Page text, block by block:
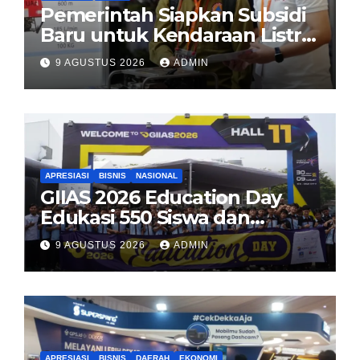
Pemerintah Siapkan Subsidi
Baru untuk Kendaraan Listrik
di 2026
9 AGUSTUS 2026 ADMIN
APRESIASI BISNIS NASIONAL
GIIAS 2026 Education Day
Edukasi 550 Siswa dan
Mahasiswa Soal Teknologi EV
dan Industri Otomotif
9 AGUSTUS 2026 ADMIN
APRESIASI BISNIS DAERAH EKONOMI